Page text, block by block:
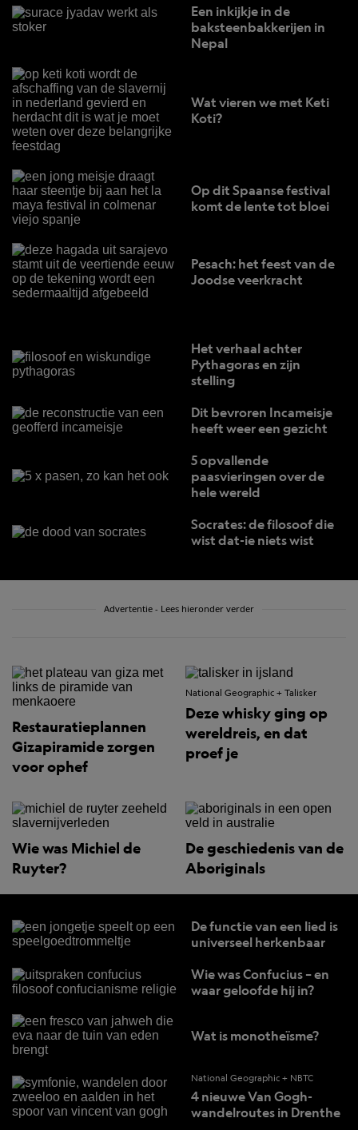
Een inkijkje in de
baksteenbakkerijen in
Nepal
Wat vieren we met Keti
Koti?
Op dit Spaanse festival
komt de lente tot bloei
Pesach: het feest van de
Joodse veerkracht
Het verhaal achter
Pythagoras en zijn
stelling
Dit bevroren Incameisje
heeft weer een gezicht
5 opvallende
paasvieringen over de
hele wereld
Socrates: de filosoof die
wist dat-ie niets wist
Advertentie - Lees hieronder verder
Restauratieplannen
Gizapiramide zorgen
voor ophef
National Geographic + Talisker
Deze whisky ging op
wereldreis, en dat
proef je
Wie was Michiel de
Ruyter?
De geschiedenis van de
Aboriginals
De functie van een lied is
universeel herkenbaar
Wie was Confucius – en
waar geloofde hij in?
Wat is monotheïsme?
National Geographic + NBTC
4 nieuwe Van Gogh-
wandelroutes in Drenthe